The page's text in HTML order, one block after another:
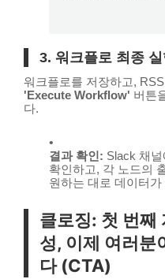
3. 워크플로 최종
워크플로를 저장하고,
'Execute Workflow' 버튼
다.
결과 확인: Slack 채
확인하고, 각 노드의
원하는 대로 데이터
클로징: 첫 번째
성, 이제 여러분
다 (CTA)